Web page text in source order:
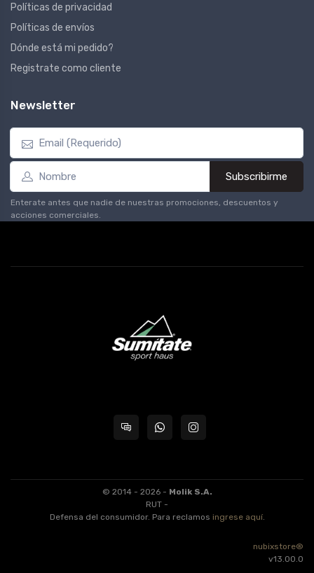
Políticas de privacidad
Políticas de envíos
Dónde está mi pedido?
Registrate como cliente
Newsletter
Subscribirme
Enterate antes que nadie de nuestras promociones, descuentos y
acciones comerciales.
© 2014 - 2026 - Molik S.A.
RUT -
Defensa del consumidor. Para reclamos ingrese aquí.
nubixstore®
v13.00.0